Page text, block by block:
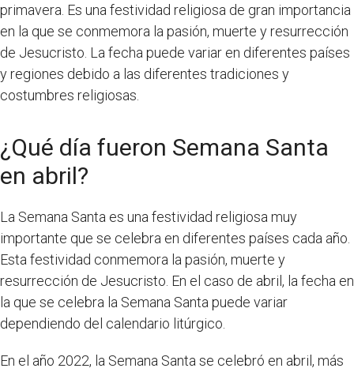
primavera. Es una festividad religiosa de gran importancia
en la que se conmemora la pasión, muerte y resurrección
de Jesucristo. La fecha puede variar en diferentes países
y regiones debido a las diferentes tradiciones y
costumbres religiosas.
¿Qué día fueron Semana Santa
en abril?
La Semana Santa es una festividad religiosa muy
importante que se celebra en diferentes países cada año.
Esta festividad conmemora la pasión, muerte y
resurrección de Jesucristo. En el caso de abril, la fecha en
la que se celebra la Semana Santa puede variar
dependiendo del calendario litúrgico.
En el año 2022, la Semana Santa se celebró en abril, más